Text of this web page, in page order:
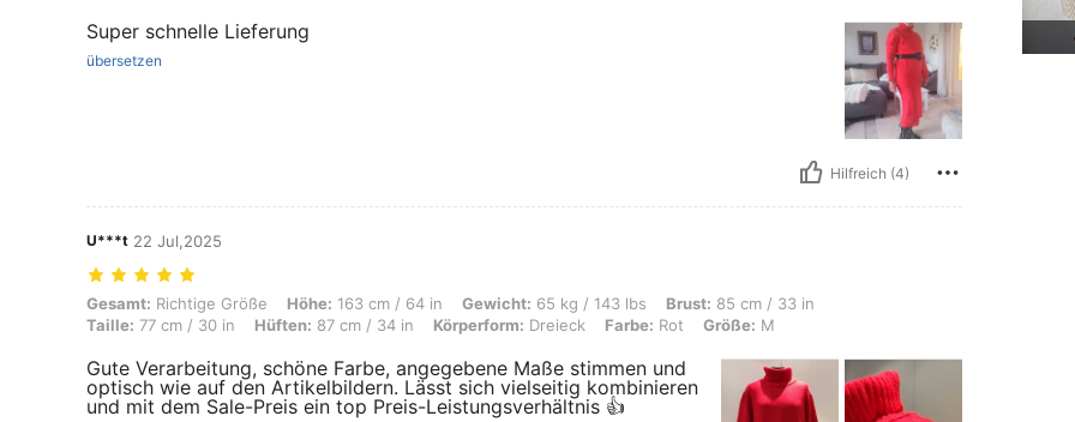
Super schnelle Lieferung
übersetzen
Hilfreich (4)
U***t 22 Jul,2025
Gesamt: Richtige Größe, Höhe: 163 cm / 64 in, Gewicht: 65 kg / 143 lbs, Brust: 85 cm / 33 in, Taille: 77 cm / 30 in, Hüften: 87 cm / 34 in, Körperform:
Gesamt: Richtige Größe Höhe: 163 cm / 64 in Gewicht: 65 kg / 143 lbs Brust: 85 cm / 33 in
Taille: 77 cm / 30 in Hüften: 87 cm / 34 in Körperform: Dreieck Farbe: Rot Größe: M
Gute Verarbeitung, schöne Farbe, angegebene Maße stimmen und
optisch wie auf den Artikelbildern. Lässt sich vielseitig kombinieren
und mit dem Sale-Preis ein top Preis-Leistungsverhältnis 👍